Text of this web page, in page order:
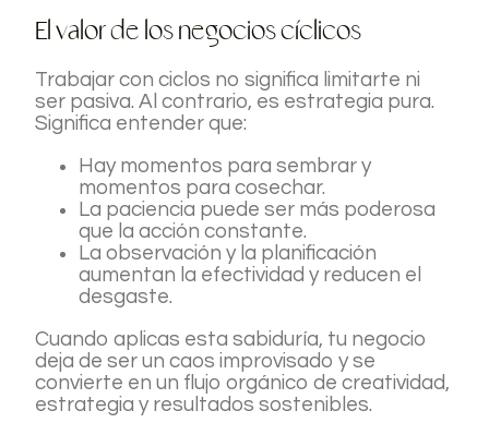
El valor de los negocios cíclicos
Trabajar con ciclos no significa limitarte ni
ser pasiva. Al contrario, es estrategia pura.
Significa entender que:
Hay momentos para sembrar y
momentos para cosechar.
La paciencia puede ser más poderosa
que la acción constante.
La observación y la planificación
aumentan la efectividad y reducen el
desgaste.
Cuando aplicas esta sabiduría, tu negocio
deja de ser un caos improvisado y se
convierte en un flujo orgánico de creatividad,
estrategia y resultados sostenibles.